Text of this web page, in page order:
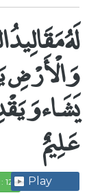
لَهُ
وَالْأَرْضِ
يَشَاء
عَلِيمٌ
12 Play